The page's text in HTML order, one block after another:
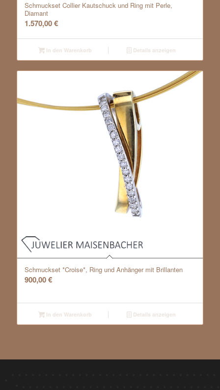
Schmuckset Collier Kautschuck und Ring mit Perle,
Diamant
1.570,00€
In den Warenkorb Details anzeigen
Schmuckset *Croise*, Ring und Anhänger mit Brillanten
900,00€
In den Warenkorb Details anzeigen